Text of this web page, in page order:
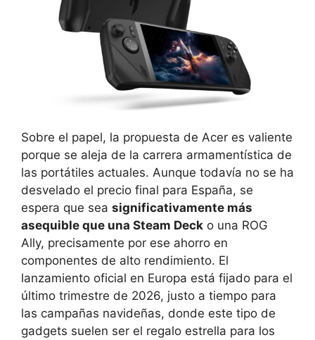
Sobre el papel, la propuesta de Acer es valiente
porque se aleja de la carrera armamentística de
las portátiles actuales. Aunque todavía no se ha
desvelado el precio final para España, se
espera que sea significativamente más
asequible que una Steam Deck o una ROG
Ally, precisamente por ese ahorro en
componentes de alto rendimiento. El
lanzamiento oficial en Europa está fijado para el
último trimestre de 2026, justo a tiempo para
las campañas navideñas, donde este tipo de
gadgets suelen ser el regalo estrella para los